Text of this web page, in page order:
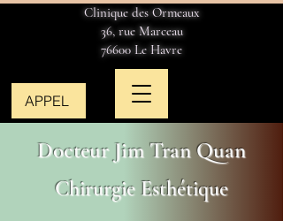
Clinique des Ormeaux
36, rue Marceau
76600 Le Havre
APPEL
Docteur Jim Tran Quan
Chirurgie Esthétique